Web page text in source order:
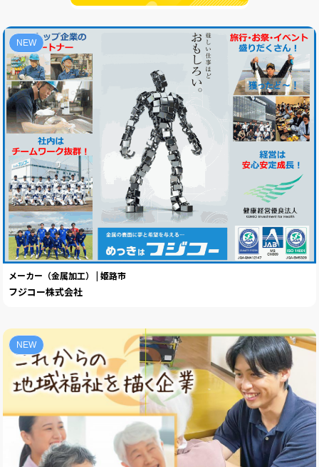
NEW
メーカー（金属加工） | 姫路市
フジコー株式会社
NEW